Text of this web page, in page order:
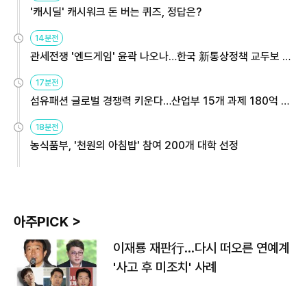
'캐시딜' 캐시워크 돈 버는 퀴즈, 정답은?
14분전
관세전쟁 '엔드게임' 윤곽 나오나…한국 新통상정책 교두보 활
17분전
섬유패션 글로벌 경쟁력 키운다…산업부 15개 과제 180억 지
18분전
농식품부, '천원의 아침밥' 참여 200개 대학 선정
아주PICK >
이재룡 재판行…다시 떠오른 연예계
'사고 후 미조치' 사례